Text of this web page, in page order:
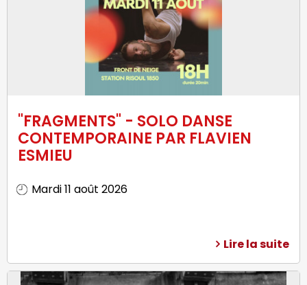
"FRAGMENTS" - SOLO DANSE
CONTEMPORAINE PAR FLAVIEN
ESMIEU
Mardi 11 août 2026
Lire la suite